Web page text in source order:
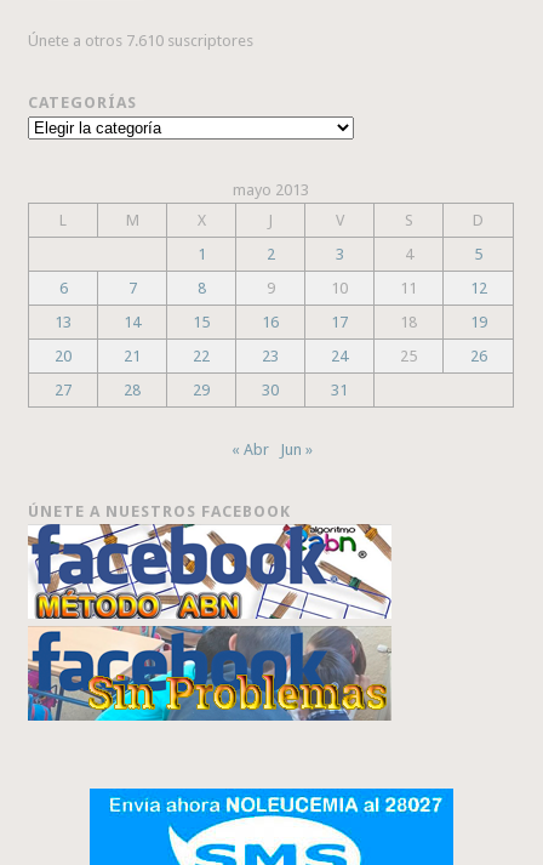
Únete a otros 7.610 suscriptores
CATEGORÍAS
Categorías
mayo 2013
L
M X J V S
D
1
2 3 4
5
6
7 8 9 10 11
12
13
14 15 16 17 18
19
20
21 22 23 24 25
26
27
28 29 30 31
« Abr Jun »
ÚNETE A NUESTROS FACEBOOK